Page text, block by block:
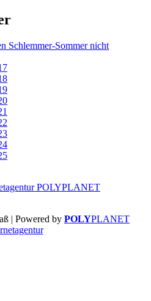
Schlemmer-Sommer nicht
| Powered by POLYPLANET